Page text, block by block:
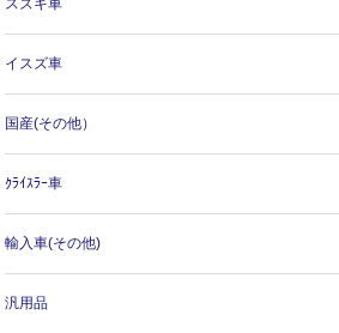
スズキ車
イスズ車
国産(その他）
ｸﾗｲｽﾗｰ車
輸入車(その他)
汎用品